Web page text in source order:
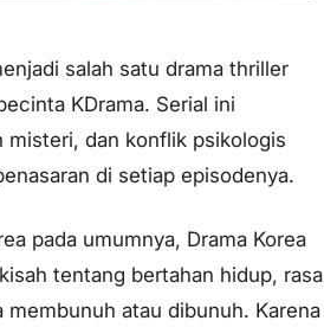
salah satu drama thriller
KDrama. Serial ini
misteri, dan konflik psikologis
di setiap episodenya.
pada umumnya, Drama Korea
tentang bertahan hidup, rasa
atau dibunuh. Karena